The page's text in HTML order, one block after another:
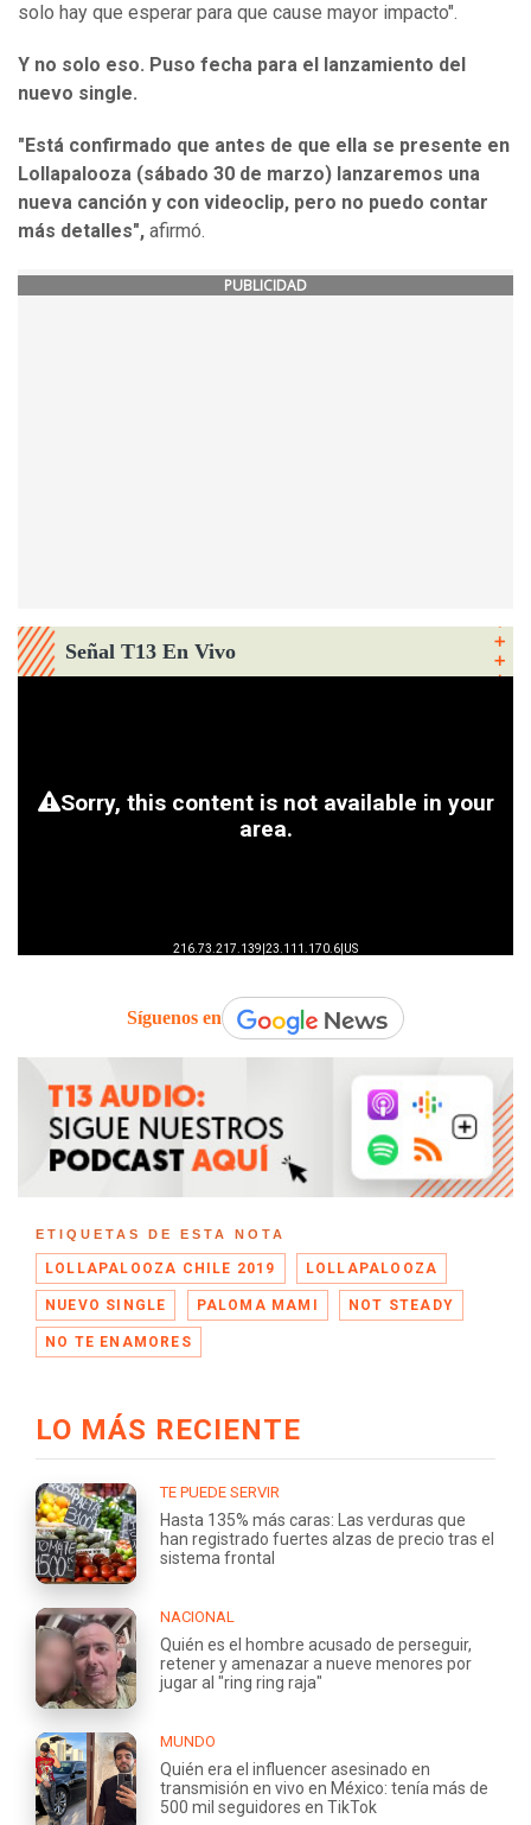
solo hay que esperar para que cause mayor impacto".
Y no solo eso. Puso fecha para el lanzamiento del
nuevo single.
"Está confirmado que antes de que ella se presente en
Lollapalooza (sábado 30 de marzo) lanzaremos una
nueva canción y con videoclip, pero no puedo contar
más detalles", afirmó.
PUBLICIDAD
Señal T13 En Vivo
Síguenos en
ETIQUETAS DE ESTA NOTA
LOLLAPALOOZA CHILE 2019 LOLLAPALOOZA
NUEVO SINGLE PALOMA MAMI NOT STEADY
NO TE ENAMORES
LO MÁS RECIENTE
TE PUEDE SERVIR
Hasta 135% más caras: Las verduras que
han registrado fuertes alzas de precio tras el
sistema frontal
NACIONAL
Quién es el hombre acusado de perseguir,
retener y amenazar a nueve menores por
jugar al "ring ring raja"
MUNDO
Quién era el influencer asesinado en
transmisión en vivo en México: tenía más de
500 mil seguidores en TikTok